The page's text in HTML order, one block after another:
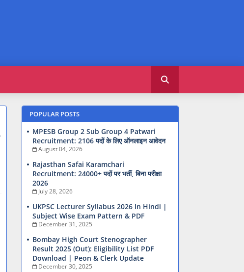
POPULAR POSTS
MPESB Group 2 Sub Group 4 Patwari
Recruitment: 2106 पदों के लिए ऑनलाइन आवेदन
August 04, 2026
Rajasthan Safai Karamchari
Recruitment: 24000+ पदों पर भर्ती, बिना परीक्षा
2026
July 28, 2026
UKPSC Lecturer Syllabus 2026 In Hindi |
Subject Wise Exam Pattern & PDF
December 31, 2025
Bombay High Court Stenographer
Result 2025 (Out): Eligibility List PDF
Download | Peon & Clerk Update
December 30, 2025